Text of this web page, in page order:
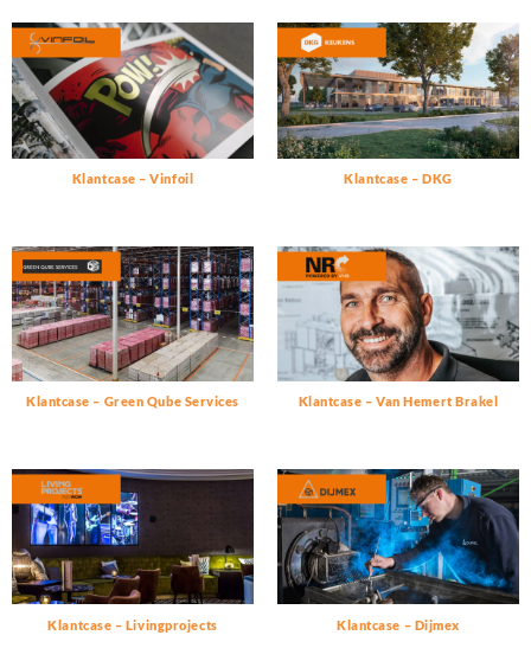
Klantcase – Vinfoil Klantcase – DKG
Klantcase – Green Qube Services Klantcase – Van Hemert Brakel
Klantcase – Livingprojects Klantcase – Dijmex